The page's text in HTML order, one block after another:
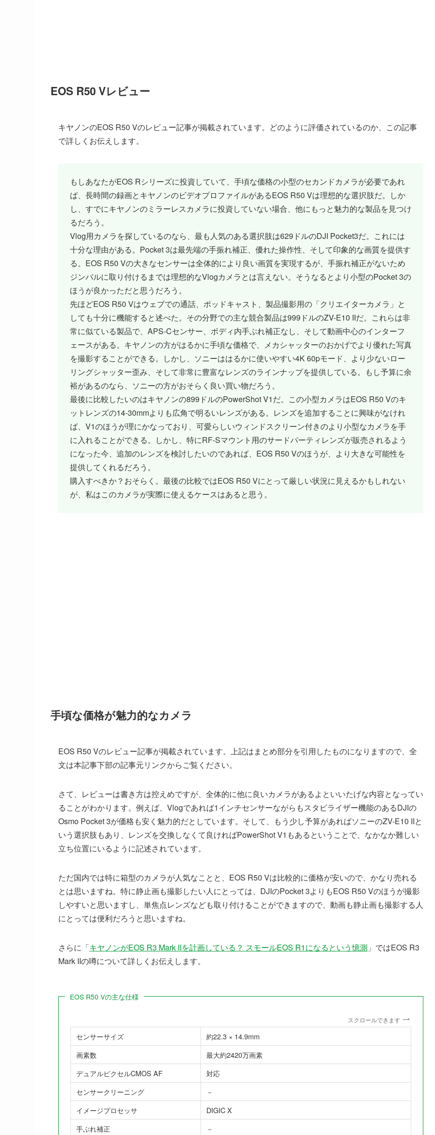
EOS R50 Vレビュー
キヤノンのEOS R50 Vのレビュー記事が掲載されています。どのように評価されているのか、この記事
で詳しくお伝えします。
もしあなたがEOS Rシリーズに投資していて、手頃な価格の小型のセカンドカメラが必要であれ
ば、長時間の録画とキヤノンのビデオプロファイルがあるEOS R50 Vは理想的な選択肢だ。しか
し、すでにキヤノンのミラーレスカメラに投資していない場合、他にもっと魅力的な製品を見つけ
るだろう。
Vlog用カメラを探しているのなら、最も人気のある選択肢は629ドルのDJI Pocket3だ。これには
十分な理由がある。Pocket 3は最先端の手振れ補正、優れた操作性、そして印象的な画質を提供す
る。EOS R50 Vの大きなセンサーは全体的により良い画質を実現するが、手振れ補正がないため
ジンバルに取り付けるまでは理想的なVlogカメラとは言えない。そうなるとより小型のPocket 3の
ほうが良かっただと思うだろう。
先ほどEOS R50 Vはウェブでの通話、ポッドキャスト、製品撮影用の「クリエイターカメラ」と
しても十分に機能すると述べた。その分野での主な競合製品は999ドルのZV-E10 IIだ。これらは非
常に似ている製品で、APS-Cセンサー、ボディ内手ぶれ補正なし、そして動画中心のインターフ
ェースがある。キヤノンの方がはるかに手頃な価格で、メカシャッターのおかげでより優れた写真
を撮影することができる。しかし、ソニーははるかに使いやすい4K 60pモード、より少ないロー
リングシャッター歪み、そして非常に豊富なレンズのラインナップを提供している。もし予算に余
裕があるのなら、ソニーの方がおそらく良い買い物だろう。
最後に比較したいのはキヤノンの899ドルのPowerShot V1だ。この小型カメラはEOS R50 Vのキ
ットレンズの14-30mmよりも広角で明るいレンズがある。レンズを追加することに興味がなけれ
ば、V1のほうが理にかなっており、可愛らしいウィンドスクリーン付きのより小型なカメラを手
に入れることができる。しかし、特にRF-Sマウント用のサードパーティレンズが販売されるよう
になった今、追加のレンズを検討したいのであれば、EOS R50 Vのほうが、より大きな可能性を
提供してくれるだろう。
購入すべきか？おそらく。最後の比較ではEOS R50 Vにとって厳しい状況に見えるかもしれない
が、私はこのカメラが実際に使えるケースはあると思う。
手頃な価格が魅力的なカメラ
EOS R50 Vのレビュー記事が掲載されています。上記はまとめ部分を引用したものになりますので、全
文は本記事下部の記事元リンクからご覧ください。
さて、レビューは書き方は控えめですが、全体的に他に良いカメラがあるよといいたげな内容となってい
ることがわかります。例えば、Vlogであれば1インチセンサーながらもスタビライザー機能のあるDJIの
Osmo Pocket 3が価格も安く魅力的だとしています。そして、もう少し予算があればソニーのZV-E10 IIと
いう選択肢もあり、レンズを交換しなくて良ければPowerShot V1もあるということで、なかなか難しい
立ち位置にいるように記述されています。
ただ国内では特に箱型のカメラが人気なことと、EOS R50 Vは比較的に価格が安いので、かなり売れる
とは思いますね。特に静止画も撮影したい人にとっては、DJIのPocket 3よりもEOS R50 Vのほうが撮影
しやすいと思いますし、単焦点レンズなども取り付けることができますので、動画も静止画も撮影する人
にとっては便利だろうと思いますね。
さらに「キヤノンがEOS R3 Mark IIを計画している？ スモールEOS R1になるという憶測 」ではEOS R3
Mark IIの噂について詳しくお伝えします。
EOS R50 Vの主な仕様
スクロールできます
センサーサイズ
約22.3 × 14.9mm
画素数
最大約2420万画素
デュアルピクセルCMOS AF
対応
センサークリーニング
－
イメージプロセッサ
DIGIC X
手ぶれ補正
－